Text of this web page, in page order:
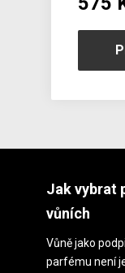
Jak vybrat
vůních
Vůně jako
parfému není